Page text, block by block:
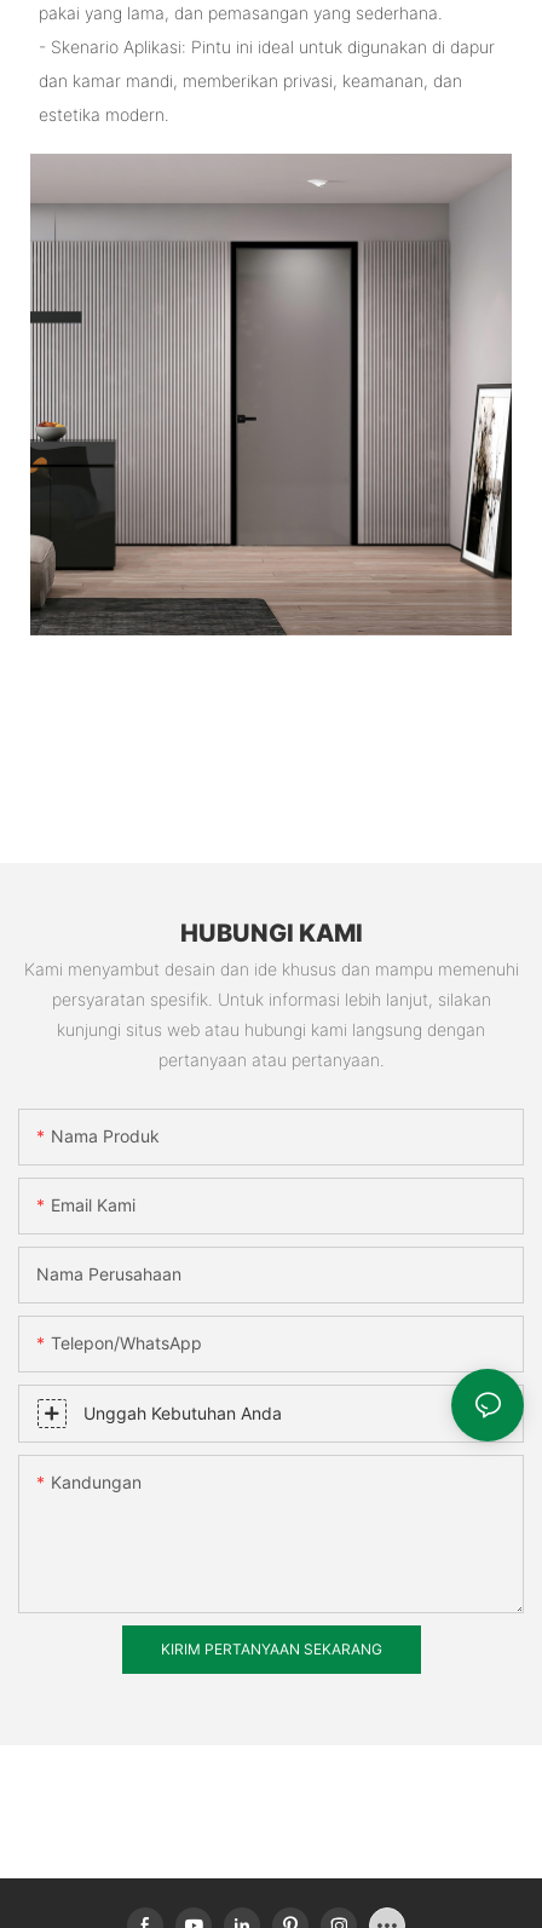
pakai yang lama, dan pemasangan yang sederhana.
- Skenario Aplikasi: Pintu ini ideal untuk digunakan di dapur
dan kamar mandi, memberikan privasi, keamanan, dan
estetika modern.
HUBUNGI KAMI
Kami menyambut desain dan ide khusus dan mampu memenuhi
persyaratan spesifik. Untuk informasi lebih lanjut, silakan
kunjungi situs web atau hubungi kami langsung dengan
pertanyaan atau pertanyaan.
Nama Produk
Email Kami
Nama Perusahaan
Telepon/WhatsApp
Unggah Kebutuhan Anda
Kandungan
KIRIM PERTANYAAN SEKARANG